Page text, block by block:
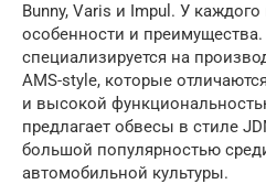
Bunny, Varis и Impul. У
особенности и
специализируется на
AMS-style, которые
и высокой
предлагает обвесы в стиле
большой популярностью
автомобильной культуры.